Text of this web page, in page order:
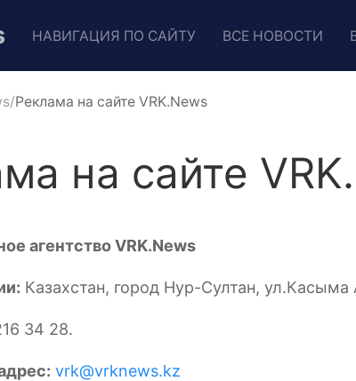
НАВИГАЦИЯ ПО САЙТУ ВСЕ НОВОСТИ
Реклама на сайте VRK.News
на сайте
агентство VRK.News
Казахстан, город Нур-Султан,
34 28.
vrk@vrknews.kz